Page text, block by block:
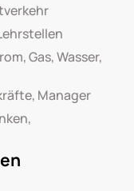
Gas, Wasser,
Manager